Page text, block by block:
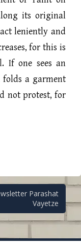
its original
leniently and
for this is
If one sees an
a garment
not protest, for
Parashat
Vayetze